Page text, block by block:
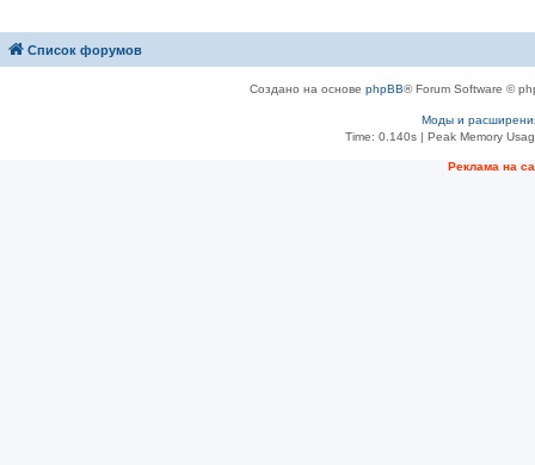
Список форумов
Создано на основе phpBB® Forum Software ©
Моды и
Time: 0.140s| Peak Memory
Рeклама на